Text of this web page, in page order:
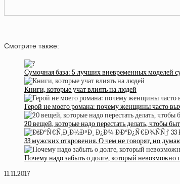
Смотрите также:
Сумочная база: 5 лучших вневременных моделей
Книги, которые учат влиять на людей
Герой не моего романа: почему женщины часто
20 вещей, которые надо перестать делать, чтобы
33 мужских откровения. О чем не говорят, но
Почему надо забыть о долге, который невозможно
11.11.2017